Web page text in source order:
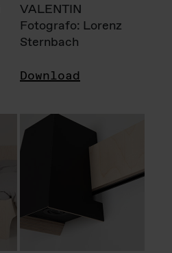
VALENTIN
Fotografo: Lorenz
Sternbach
Download